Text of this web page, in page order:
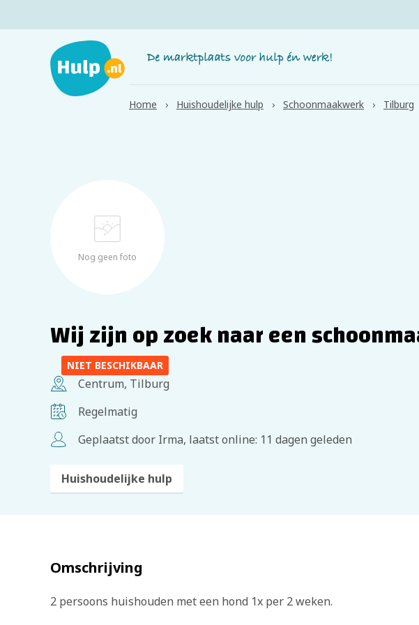
Home Huishoudelijke hulp Schoonmaakwerk Tilburg
Nog geen foto
Wij zijn op zoek naar een
NIET BESCHIKBAAR
Centrum, Tilburg
Regelmatig
Geplaatst door Irma, laatst online: 11 dagen geleden
Huishoudelijke hulp
Omschrijving
2 persoons huishouden met een hond 1x per 2 weken.